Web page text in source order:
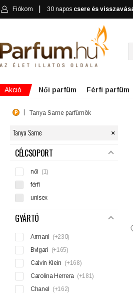
Fiókom 30 napos csere és
Akció Női parfüm Férfi parfüm
Tanya Sarne parfümök
Tanya Sarne ×
SZŰRÉS
CÉLCSOPORT
női (1)
férfi
unisex
GYÁRTÓ
Armani (+230)
Bvlgari (+165)
Calvin Klein (+168)
Carolina Herrera (+181)
Chanel
(+162)